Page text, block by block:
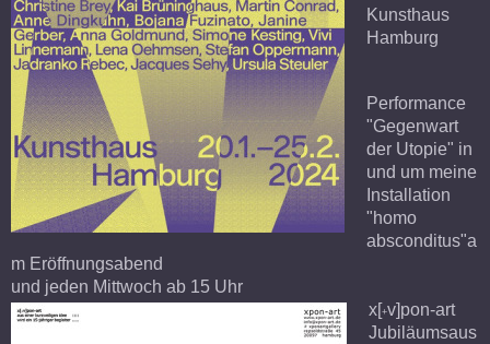
Kunsthaus
Hamburg
Performance
"Gegenwart
der Utopie" in
und um meine
Installation
"homo
absconditus"a
m Eröffnungsabend
und jeden Mittwoch ab 15 Uhr
x[+v]pon-art
Jubiläumsaus